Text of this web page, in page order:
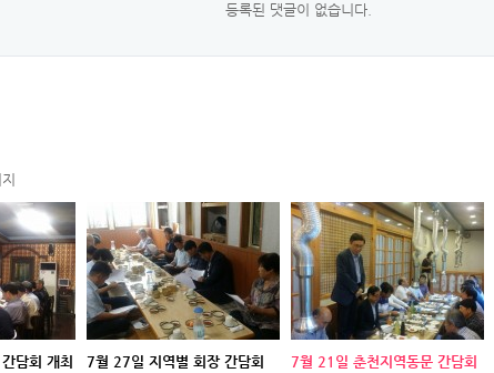
등록된 댓글이 없습니다.
담회 개최 7월 27일 지역별 회장 간담회 7월 21일 춘천지역동문 간담회